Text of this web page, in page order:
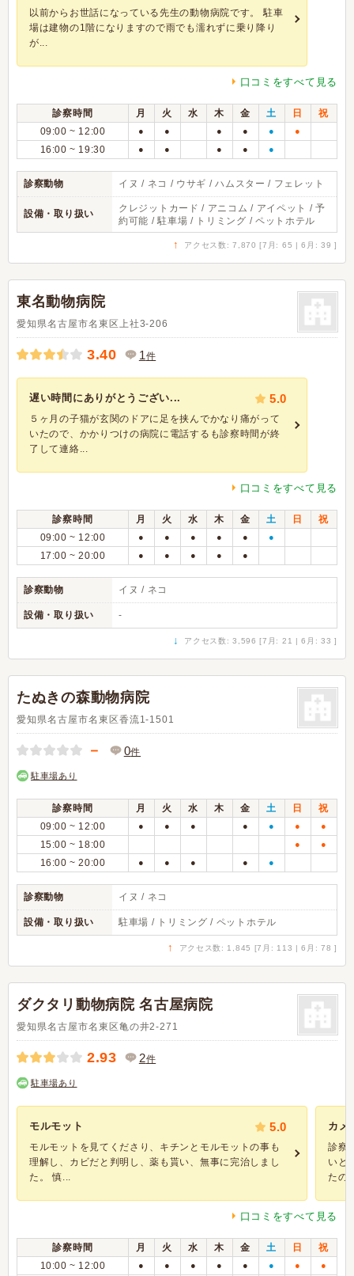
以前からお世話になっている先生の動物病院です。 駐車
場は建物の1階になりますので雨でも濡れずに乗り降り
が...
口コミをすべて見る
診察時間 月 火 水 木 金 土 日
祝
09:00 ~ 12:00
● ● ● ● ● ●
16:00 ~ 19:30 ● ● ● ● ●
診察動物 イヌ / ネコ / ウサギ / ハムスター / フェレット
設備・取り扱い
クレジットカード / アニコム / アイペット / 予
約可能 / 駐車場 / トリミング / ペットホテル
↑ アクセス数: 7,870 [7月: 65 | 6月: 39 ]
東名動物病院
愛知県名古屋市名東区上社3-206
3.40 1件
遅い時間にありがとうござい... 5.0
５ヶ月の子猫が玄関のドアに足を挟んでかなり痛がって
いたので、かかりつけの病院に電話するも診察時間が終
了して連絡...
口コミをすべて見る
診察時間 月 火 水 木 金 土 日
祝
09:00 ~ 12:00
● ● ● ● ● ●
17:00 ~ 20:00 ● ● ● ● ●
診察動物 イヌ / ネコ
設備・取り扱い -
↓ アクセス数: 3,596 [7月: 21 | 6月: 33 ]
たぬきの森動物病院
愛知県名古屋市名東区香流1-1501
－ 0件
駐車場あり
診察時間 月 火 水 木 金 土 日
祝
09:00 ~ 12:00
● ● ● ● ● ● ●
15:00 ~ 18:00 ● ●
16:00 ~ 20:00 ● ● ● ● ●
診察動物 イヌ / ネコ
設備・取り扱い 駐車場 / トリミング / ペットホテル
↑ アクセス数: 1,845 [7月: 113 | 6月: 78 ]
ダクタリ動物病院 名古屋病院
愛知県名古屋市名東区亀の井2-271
2.93 2件
駐車場あり
モルモット 5.0
モルモットを見てくださり、キチンとモルモットの事も
理解し、カビだと判明し、薬も貰い、無事に完治しまし
た。 慎...
カメ
診察
いと
たの
口コミをすべて見る
診察時間 月 火 水 木 金 土 日
祝
10:00 ~ 12:00
● ● ● ● ● ● ● ●